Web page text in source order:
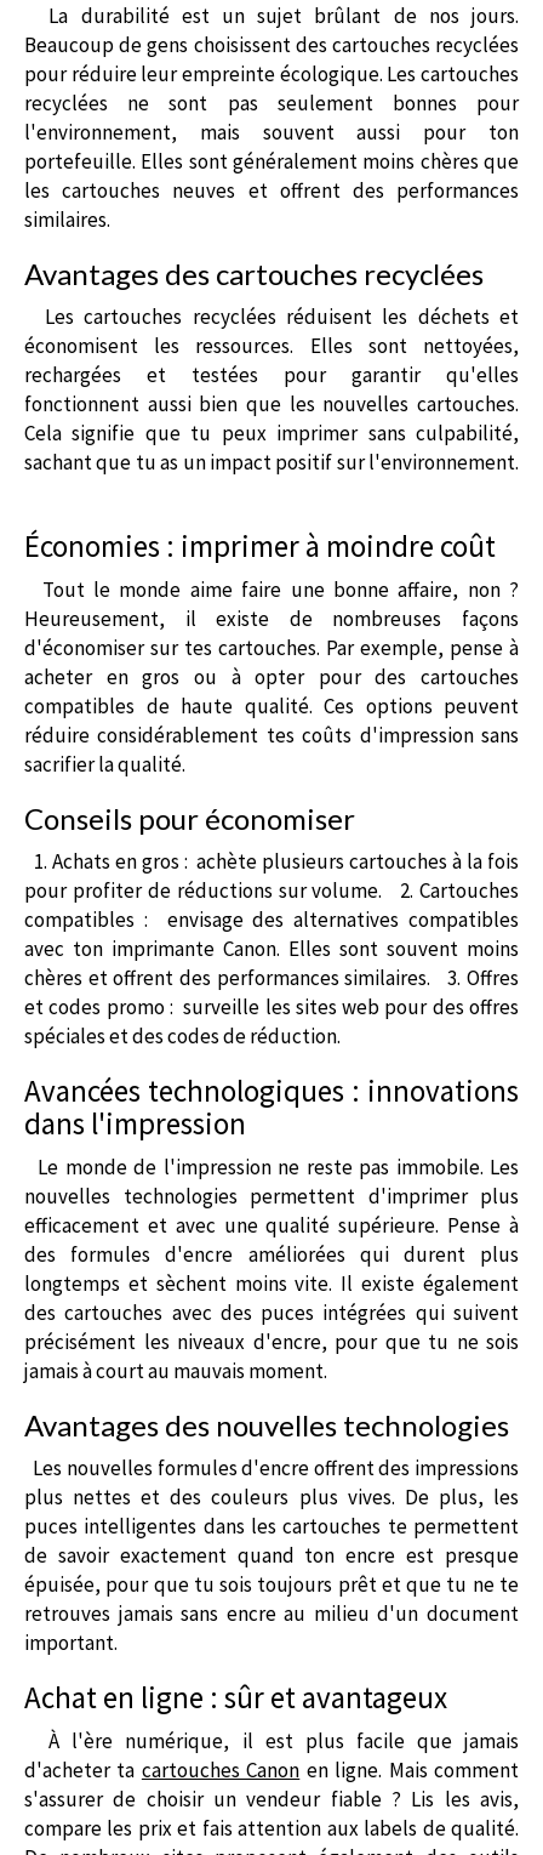
La durabilité est un sujet brûlant de nos jours.
Beaucoup de gens choisissent des cartouches recyclées
pour réduire leur empreinte écologique. Les cartouches
recyclées ne sont pas seulement bonnes pour
l'environnement, mais souvent aussi pour ton
portefeuille. Elles sont généralement moins chères que
les cartouches neuves et offrent des performances
similaires.
Avantages des cartouches recyclées
Les cartouches recyclées réduisent les déchets et
économisent les ressources. Elles sont nettoyées,
rechargées et testées pour garantir qu'elles
fonctionnent aussi bien que les nouvelles cartouches.
Cela signifie que tu peux imprimer sans culpabilité,
sachant que tu as un impact positif sur l'environnement.
Économies : imprimer à moindre coût
Tout le monde aime faire une bonne affaire, non ?
Heureusement, il existe de nombreuses façons
d'économiser sur tes cartouches. Par exemple, pense à
acheter en gros ou à opter pour des cartouches
compatibles de haute qualité. Ces options peuvent
réduire considérablement tes coûts d'impression sans
sacrifier la qualité.
Conseils pour économiser
1. Achats en gros : achète plusieurs cartouches à la fois
pour profiter de réductions sur volume. 2. Cartouches
compatibles : envisage des alternatives compatibles
avec ton imprimante Canon. Elles sont souvent moins
chères et offrent des performances similaires. 3. Offres
et codes promo : surveille les sites web pour des offres
spéciales et des codes de réduction.
Avancées technologiques : innovations
dans l'impression
Le monde de l'impression ne reste pas immobile. Les
nouvelles technologies permettent d'imprimer plus
efficacement et avec une qualité supérieure. Pense à
des formules d'encre améliorées qui durent plus
longtemps et sèchent moins vite. Il existe également
des cartouches avec des puces intégrées qui suivent
précisément les niveaux d'encre, pour que tu ne sois
jamais à court au mauvais moment.
Avantages des nouvelles technologies
Les nouvelles formules d'encre offrent des impressions
plus nettes et des couleurs plus vives. De plus, les
puces intelligentes dans les cartouches te permettent
de savoir exactement quand ton encre est presque
épuisée, pour que tu sois toujours prêt et que tu ne te
retrouves jamais sans encre au milieu d'un document
important.
Achat en ligne : sûr et avantageux
À l'ère numérique, il est plus facile que jamais
d'acheter ta cartouches Canon en ligne. Mais comment
s'assurer de choisir un vendeur fiable ? Lis les avis,
compare les prix et fais attention aux labels de qualité.